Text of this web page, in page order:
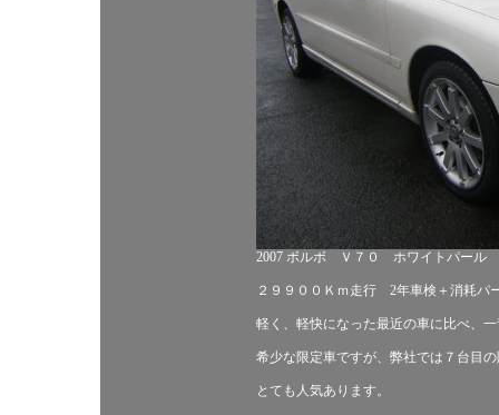
2007 ボルボ Ｖ７０ ホワイトパール
２９９００Ｋｍ走行 2年車検＋消耗パ
軽く、軽快になった最近の車に比べ、
希少な限定車ですが、弊社では７台目
とても人気あります。